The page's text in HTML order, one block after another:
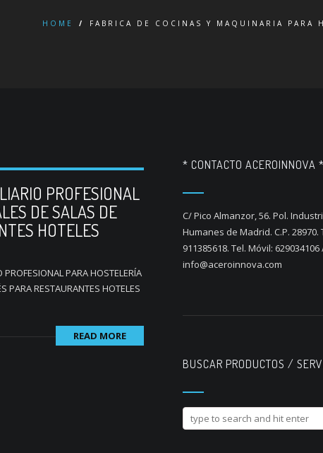
HOME / FABRICA DE COCINAS Y MAQUINARIA PARA
PROFESIONAL
DE SALAS DE
HOTELES
PARA HOSTELERÍA
PARA RESTAURANTES HOTELES
READ MORE
* CONTACTO ACEROINNOVA *
C/ Pico Almanzor, 56. Pol.
Humanes de Madrid. C.P. 28970.
911385618. Tel. Móvil: 629034106
info@aceroinnova.com
BUSCAR PRODUCTOS /